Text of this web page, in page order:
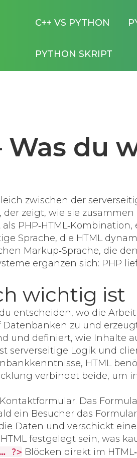
C++ VS PYTHON
PYTHON SKRIPT
Was du
zwischen der
zeigt, wie sie
als PHP‑HTML‑Kombination,
Sprache, die HTML
Markup‑Sprache, die
ergänzen sich: PHP
wichtig ist
entscheiden, wo die
zu und erzeugt
und definiert, wie Inhalte
serverseitige Logik und
HTML
verbindet beide, um
Das
ein Besucher das
Daten und verschickt
festgelegt sein, was
?> Blöcken direkt im